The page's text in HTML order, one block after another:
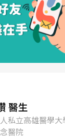
醫生
私立高雄醫學大
醫院